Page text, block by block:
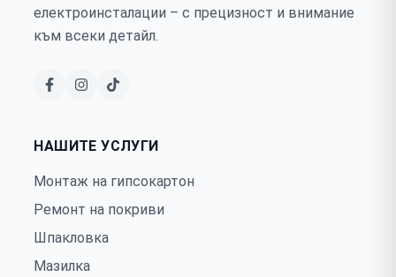
електроинсталации – с прецизност и внимание
към всеки детайл.
НАШИТЕ УСЛУГИ
Монтаж на гипсокартон
Ремонт на покриви
Шпакловка
Мазилка